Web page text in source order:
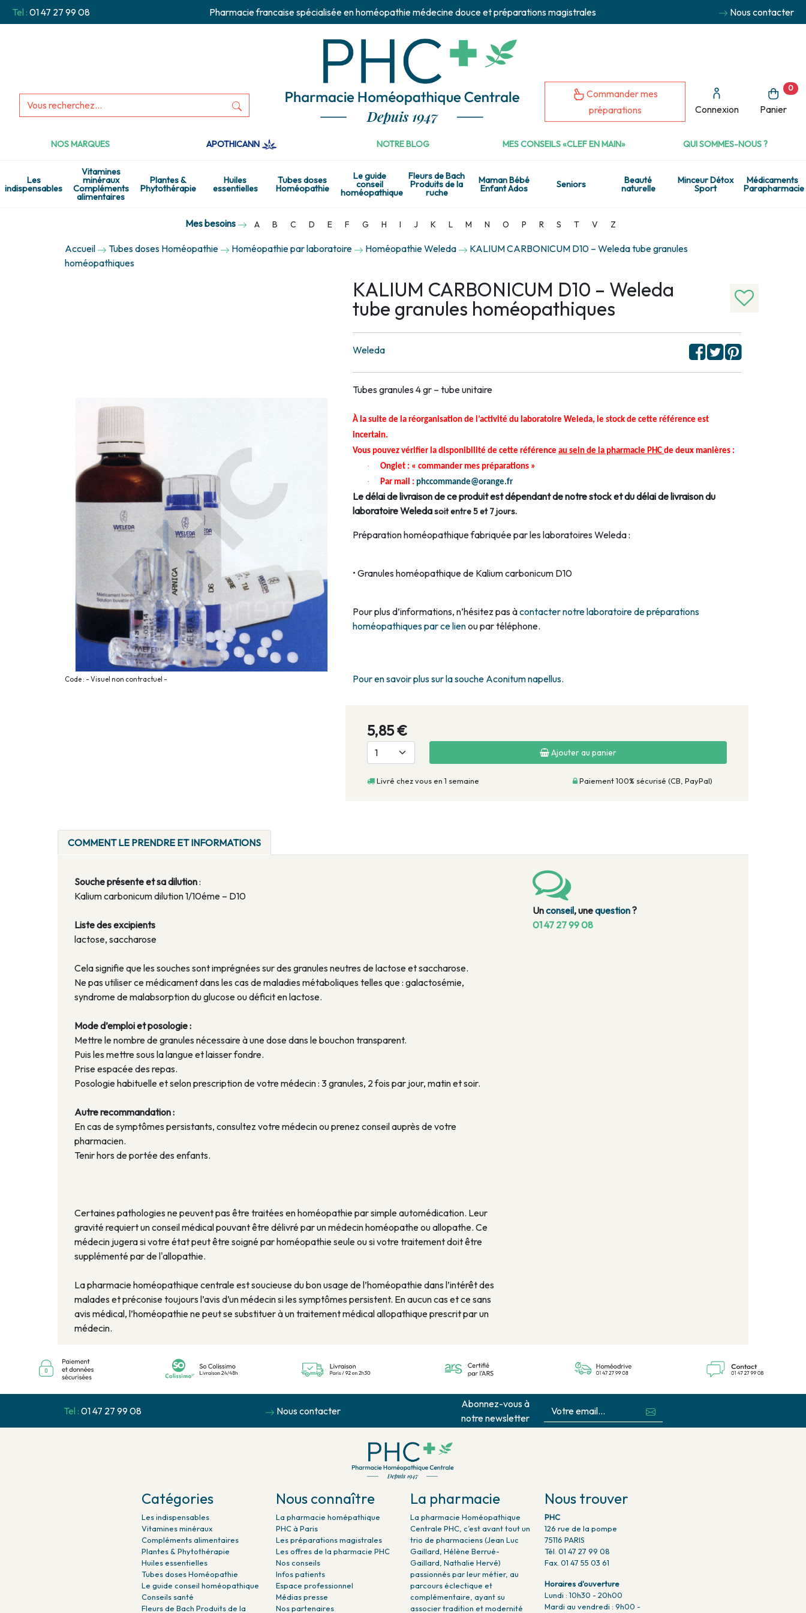
Tel : 01 47 27 99 08 Pharmacie francaise spécialisée en homéopathie médecine douce et préparations magistrales Nous contacter
Commander mes
préparations
Connexion Panier
0
NOS MARQUES APOTHICANN NOTRE BLOG MES CONSEILS «CLEF EN MAIN» QUI SOMMES-NOUS ?
Les
indispensables
Vitamines
minéraux
Compléments
alimentaires
Plantes &
Phytothérapie
Huiles
essentielles
Tubes doses
Homéopathie
Le guide
conseil
homéopathique
Fleurs de Bach
Produits de la
ruche
Maman Bébé
Enfant Ados Seniors Beauté
naturelle
Minceur Détox
Sport
Médicaments
Parapharmacie
Mes besoins A B C D E F G H I J K L M N O P R S T V Z
Accueil Tubes doses Homéopathie Homéopathie par laboratoire Homéopathie Weleda
KALIUM CARBONICUM D10 – Weleda tube granules
homéopathiques
Code : - Visuel non contractuel -
KALIUM CARBONICUM D10 – Weleda
tube granules homéopathiques
Weleda
Tubes granules 4 gr – tube unitaire
À la suite de la réorganisation de l’activité du laboratoire Weleda, le stock de cette référence est
incertain.
Vous pouvez vérifier la disponibilité de cette référence au sein de la pharmacie PHC de deux manières :
·
Onglet : « commander mes préparations »
·
Par mail : phccommande@orange.fr
Le délai de livraison de ce produit est dépendant de notre stock et du délai de livraison du
laboratoire Weledasoit entre 5 et 7 jours.
Préparation homéopathique fabriquée par les laboratoires Weleda :
• Granules homéopathique de Kalium carbonicum D10
Pour plus d’informations, n’hésitez pas àcontacter notre laboratoire de préparations
homéopathiques par ce lienou par téléphone.
Pour en savoir plus sur la souche Aconitum napellus.
5,85 €
Ajouter au panier
Livré chez vous en 1 semaine Paiement 100% sécurisé (CB, PayPal)
COMMENT LE PRENDRE ET INFORMATIONS
Souche présente et sa dilution:
Kalium carbonicum dilution 1/10éme – D10
Liste des excipients
lactose, saccharose
Cela signifie que les souches sont imprégnées sur des granules neutres de lactose et saccharose.
Ne pas utiliser ce médicament dans les cas de maladies métaboliques telles que : galactosémie,
syndrome de malabsorption du glucose ou déficit en lactose.
Mode d’emploi et posologie :
Mettre le nombre de granules nécessaire à une dose dans le bouchon transparent.
Puis les mettre sous la langue et laisser fondre.
Prise espacée des repas.
Posologie habituelle et selon prescription de votre médecin : 3 granules, 2 fois par jour, matin et soir.
Autre recommandation :
En cas de symptômes persistants, consultez votre médecin ou prenez conseil auprès de votre
pharmacien.
Tenir hors de portée des enfants.
Certaines pathologies ne peuvent pas être traitées en homéopathie par simple automédication. Leur
gravité requiert un conseil médical pouvant être délivré par un médecin homéopathe ou allopathe. Ce
médecin jugera si votre état peut être soigné par homéopathie seule ou si votre traitement doit être
supplémenté par de l'allopathie.
La pharmacie homéopathique centrale est soucieuse du bon usage de l’homéopathie dans l’intérêt des
malades et préconise toujours l’avis d’un médecin si les symptômes persistent. En aucun cas et ce sans
avis médical, l’homéopathie ne peut se substituer à un traitement médical allopathique prescrit par un
médecin.
Unconseil, unequestion?
01 47 27 99 08
Tel : 01 47 27 99 08 Nous contacter
Abonnez-vous à
notre newsletter
Catégories
Les indispensables
Vitamines minéraux
Compléments alimentaires
Plantes & Phytothérapie
Huiles essentielles
Tubes doses Homéopathie
Le guide conseil homéopathique
Conseils santé
Fleurs de Bach Produits de la
Nous connaître
La pharmacie homépathique
PHC à Paris
Les préparations magistrales
Les offres de la pharmacie PHC
Nos conseils
Infos patients
Espace professionnel
Médias presse
Nos partenaires
La pharmacie
La pharmacie Homéopathique
Centrale PHC, c’est avant tout un
trio de pharmaciens (Jean Luc
Gaillard, Hélène Berrué-
Gaillard, Nathalie Hervé)
passionnés par leur métier, au
parcours éclectique et
complémentaire, ayant su
associer tradition et modernité
Nous trouver
PHC
126 rue de la pompe
75116 PARIS
Tél. 01 47 27 99 08
Fax. 01 47 55 03 61
Horaires d'ouverture
Lundi : 10h30 - 20h00
Mardi au vendredi : 9h00 -